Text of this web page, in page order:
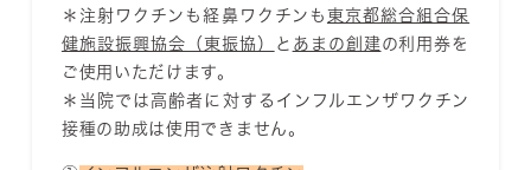
＊注射ワクチンも経鼻ワクチンも 東京都総合組合保
健施設振興協会（東振協）
と あまの創建の利用券を
ご使用いただけます。
＊当院では高齢者に対するインフルエンザワクチン
接種の助成は使用できません。